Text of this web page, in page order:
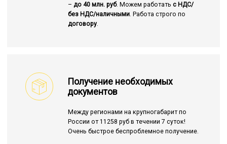
– до 40 млн. руб. Можем работать с НДС/
без НДС/наличными. Работа строго по
договору.
Получение необходимых
документов
Между регионами на крупногабарит по
России от 11258 руб в течении 7 суток!
Очень быстрое беспроблемное получение.